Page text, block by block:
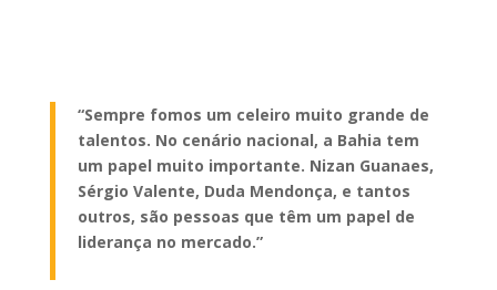
“Sempre fomos um celeiro muito grande de
talentos. No cenário nacional, a Bahia tem
um papel muito importante. Nizan Guanaes,
Sérgio Valente, Duda Mendonça, e tantos
outros, são pessoas que têm um papel de
liderança no mercado.”